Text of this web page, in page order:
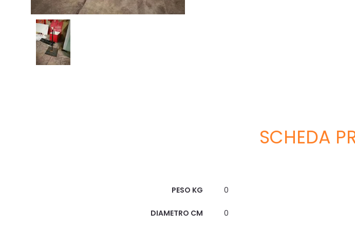
SCHEDA
PESO KG 0
DIAMETRO CM 0